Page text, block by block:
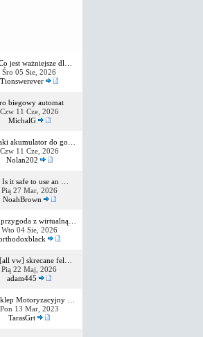
jest ważniejsze dl…
Śro 05 Sie, 2026
Tionswerever
biegowy automat
Czw 11 Cze, 2026
MichalG
akumulator do go…
Czw 11 Cze, 2026
Nolan202
Is it safe to use an …
Pią 27 Mar, 2026
NoahBrown
z wirtualną…
Wto 04 Sie, 2026
vw] skrecane fel…
Pią 22 Maj, 2026
adam445
Motoryzacyjny …
Pon 13 Mar, 2023
TarasGrt